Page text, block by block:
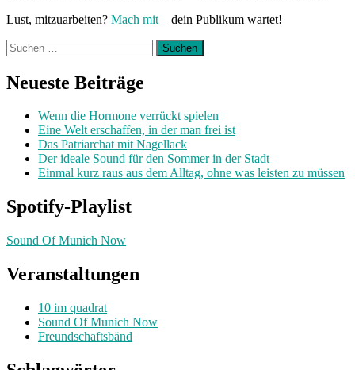
Lust, mitzuarbeiten? Mach mit – dein Publikum wartet!
Suchen
nach:
Neueste Beiträge
Wenn die Hormone verrückt spielen
Eine Welt erschaffen, in der man frei ist
Das Patriarchat mit Nagellack
Der ideale Sound für den Sommer in der Stadt
Einmal kurz raus aus dem Alltag, ohne was leisten zu müssen
Spotify-Playlist
Sound Of Munich Now
Veranstaltungen
10 im quadrat
Sound Of Munich Now
Freundschaftsbänd